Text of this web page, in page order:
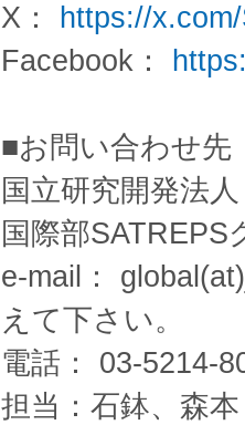
X：
https://
Facebook：
■お問い合わせ先
国立研究開発法
国際部SATREPS
e-mail：
えて下さい。
電話： 03-5214-
担当：石鉢、森本